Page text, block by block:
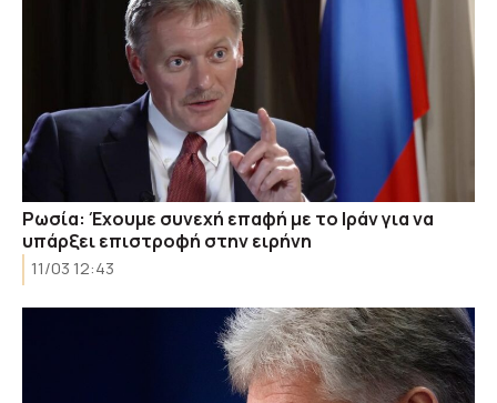
Ρωσία: Έχουμε συνεχή επαφή με το Ιράν για να
υπάρξει επιστροφή στην ειρήνη
11/03 12:43